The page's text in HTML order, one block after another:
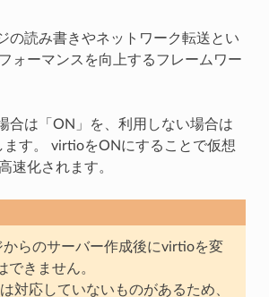
の読み書きやネットワーク転送とい
ォーマンスを向上するフレームワー
合は「ON」を、利用しない場合は
ます。 virtioをONにすることで仮想
速化されます。
からのサーバー作成後にvirtioを変
できません。
対応していないものがあるため、